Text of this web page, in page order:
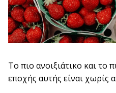
Το πιο ανοιξιάτικο και το
εποχής αυτής είναι χωρίς